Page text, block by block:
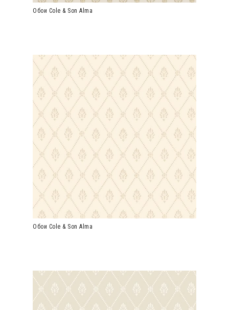
Обои Cole & Son Alma
Обои Cole & Son Alma